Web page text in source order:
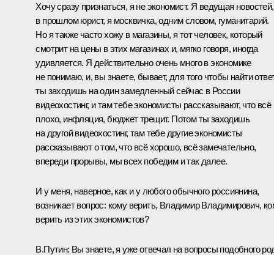
Хочу сразу признаться, я не экономист. Я ведущая
в прошлом юрист, я москвичка, одним словом, гуманитарий.
Но я также часто хожу в магазины, я тот человек, который
смотрит на цены в этих магазинах и, мягко говоря, иногда
удивляется. Я действительно очень много в экономике
не понимаю, и, вы знаете, бывает, для того чтобы найти
ты заходишь на один замедленный сейчас в России
видеохостинг, и там тебе экономисты рассказывают, что всё
плохо, инфляция, бюджет трещит. Потом ты заходишь
на другой видеохостинг, там тебе другие экономисты
рассказывают о том, что всё хорошо, всё замечательно,
впереди прорывы, мы всех победим и так далее.
И у меня, наверное, как и у любого обычного россиянина,
возникает вопрос: кому верить, Владимир Владимирович,
верить из этих экономистов?
В.Путин: Вы знаете, я уже отвечал на вопросы подобного